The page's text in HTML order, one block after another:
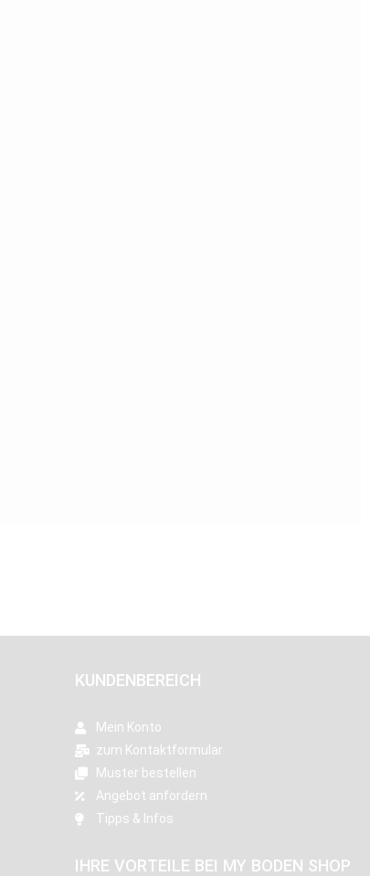
KUNDENBEREICH
Mein Konto
zum Kontaktformular
Muster bestellen
Angebot anfordern
Tipps & Infos
IHRE VORTEILE BEI MY BODEN SHOP